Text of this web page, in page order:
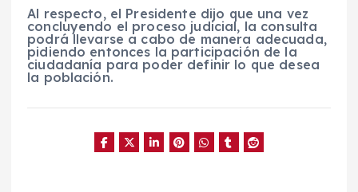
Al respecto, el Presidente dijo que una vez
concluyendo el proceso judicial, la consulta
podrá llevarse a cabo de manera adecuada,
pidiendo entonces la participación de la
ciudadanía para poder definir lo que desea
la población.